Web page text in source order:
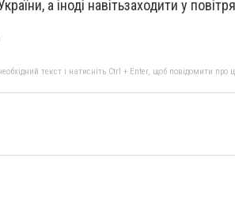
а іноді навітьзаходити у
текст і натисніть Ctrl + Enter, щоб повідомити про